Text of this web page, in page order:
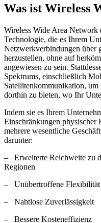
Was ist Wireless
Wireless Wide Area
Technologie, die es Ihrem
Netzwerkverbindungen über
herzustellen, ohne auf
angewiesen zu sein.
Spektrums, einschließlich
Satellitenkommunikation,
dorthin zu bieten, wo Ihr
Indem sie es Ihrem
Einschränkungen physischer
mehrere wesentliche
darunter:
– Erweiterte Reichweite zu
Regionen
– Unübertroffene Flexibilität
– Nahtlose Zuverlässigkeit
– Bessere Kosteneffizienz